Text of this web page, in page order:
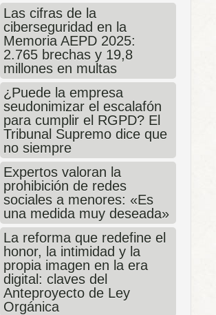
Las cifras de la
ciberseguridad en la
Memoria AEPD 2025:
2.765 brechas y 19,8
millones en multas
¿Puede la empresa
seudonimizar el escalafón
para cumplir el RGPD? El
Tribunal Supremo dice que
no siempre
Expertos valoran la
prohibición de redes
sociales a menores: «Es
una medida muy deseada»
La reforma que redefine el
honor, la intimidad y la
propia imagen en la era
digital: claves del
Anteproyecto de Ley
Orgánica